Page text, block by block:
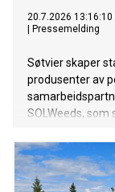
20.7.2026 13:16:10
Pressemelding
Søtvier skaper
produsenter av
SOLWeeds,